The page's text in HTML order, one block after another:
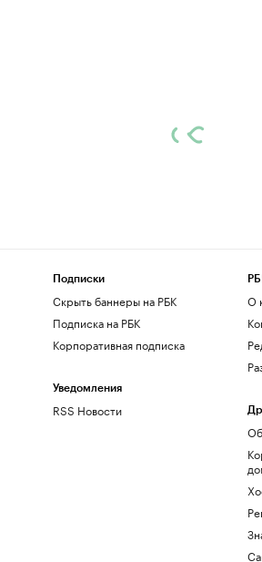
Подписки
Скрыть баннеры на РБК
Подписка на РБК
Корпоративная подписка
Уведомления
RSS Новости
О